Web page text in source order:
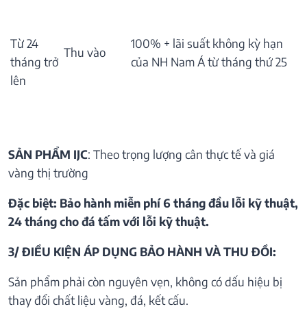
Từ 24
tháng trở
lên
Thu vào
100% + lãi suất không kỳ hạn
của NH Nam Á từ tháng thứ 25
SẢN PHẨM IJC: Theo trọng lượng cân thực tế và giá
vàng thị trường
Đặc biệt: Bảo hành miễn phí 6 tháng đầu lỗi kỹ thuật,
24 tháng cho đá tấm với lỗi kỹ thuật.
3/ ĐIỀU KIỆN ÁP DỤNG BẢO HÀNH VÀ THU ĐỒI:
Sản phẩm phải còn nguyên vẹn, không có dấu hiệu bị
thay đổi chất liệu vàng, đá, kết cấu.